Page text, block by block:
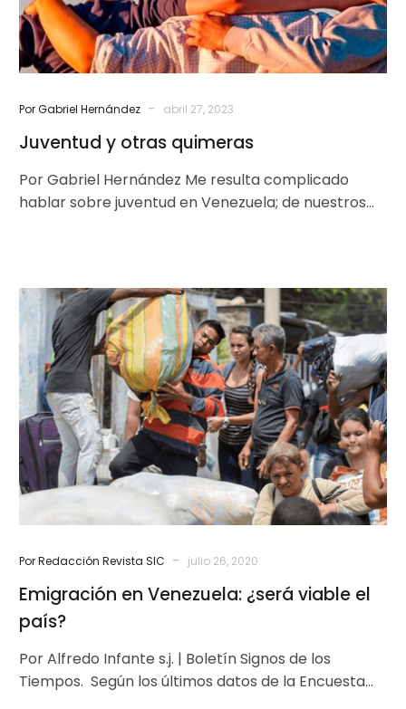
Por Gabriel Hernández - abril 27, 2023
Juventud y otras quimeras
Por Gabriel Hernández Me resulta complicado
hablar sobre juventud en Venezuela; de nuestros
Emigración
en
Venezuela:
¿será
viable
el
país?
Por Redacción Revista SIC - julio 26, 2020
Emigración en Venezuela: ¿será viable el
país?
Por Alfredo Infante s.j. | Boletín Signos de los
Tiempos. Según los últimos datos de la Encuesta